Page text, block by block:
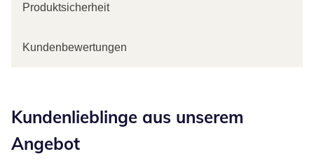
Produktsicherheit
Kundenbewertungen
Kundenlieblinge aus unserem
Angebot